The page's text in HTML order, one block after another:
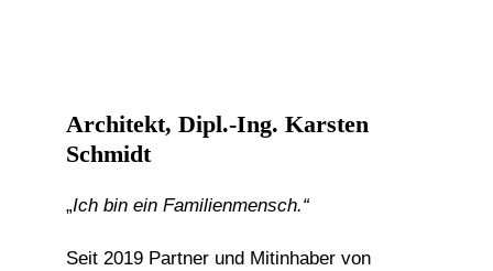
Architekt, Dipl.-Ing. Karsten
Schmidt
„Ich bin ein Familienmensch.“
Seit 2019 Partner und Mitinhaber von